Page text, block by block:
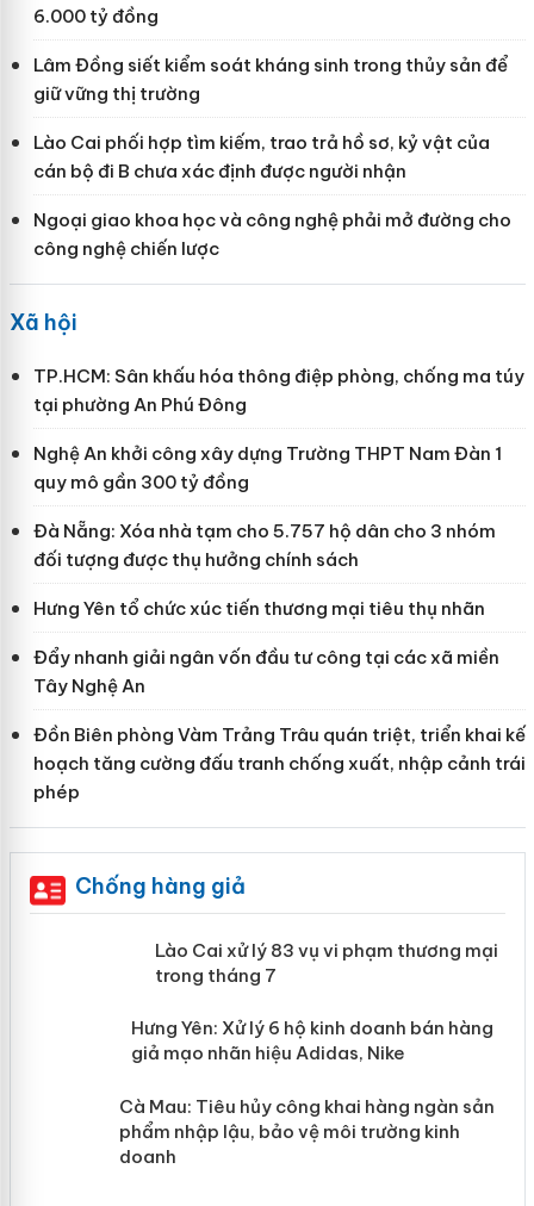
6.000 tỷ đồng
Lâm Đồng siết kiểm soát kháng sinh trong thủy sản để
giữ vững thị trường
Lào Cai phối hợp tìm kiếm, trao trả hồ sơ, kỷ vật của
cán bộ đi B chưa xác định được người nhận
Ngoại giao khoa học và công nghệ phải mở đường cho
công nghệ chiến lược
Xã hội
TP.HCM: Sân khấu hóa thông điệp phòng, chống ma túy
tại phường An Phú Đông
Nghệ An khởi công xây dựng Trường THPT Nam Đàn 1
quy mô gần 300 tỷ đồng
Đà Nẵng: Xóa nhà tạm cho 5.757 hộ dân cho 3 nhóm
đối tượng được thụ hưởng chính sách
Hưng Yên tổ chức xúc tiến thương mại tiêu thụ nhãn
Đẩy nhanh giải ngân vốn đầu tư công tại các xã miền
Tây Nghệ An
Đồn Biên phòng Vàm Trảng Trâu quán triệt, triển khai kế
hoạch tăng cường đấu tranh chống xuất, nhập cảnh trái
phép
Chống hàng giả
Lào Cai xử lý 83 vụ vi phạm thương
mại trong tháng 7
Hưng Yên: Xử lý 6 hộ kinh doanh bán
hàng giả mạo nhãn hiệu Adidas, Nike